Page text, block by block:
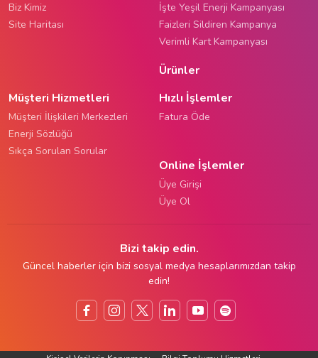
Bizi takip edin.
Güncel haberler için bizi sosyal medya hesaplarımızdan takip
edin!
Biz Kimiz
Site Haritası
İşte Yeşil Enerji Kampanyası
Faizleri Sildiren Kampanya
Verimli Kart Kampanyası
Ürünler
Müşteri Hizmetleri
Müşteri İlişkileri Merkezleri
Enerji Sözlüğü
Sıkça Sorulan Sorular
Hızlı İşlemler
Fatura Öde
Online İşlemler
Üye Girişi
Üye Ol